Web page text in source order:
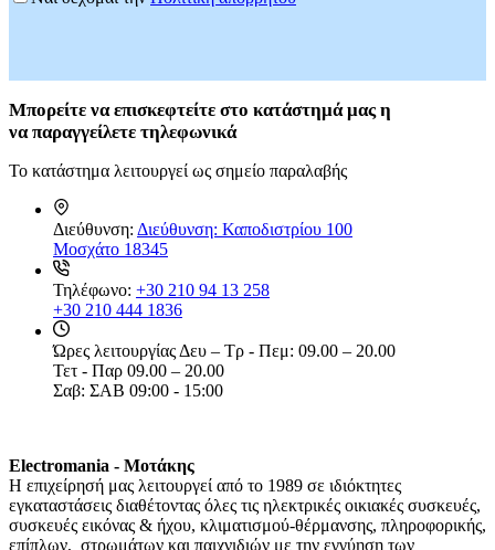
Μπορείτε να επισκεφτείτε στο κατάστημά μας η
ναπαραγγείλετε τηλεφωνικά
Το κατάστημα λειτουργεί ως σημείο παραλαβής
Διεύθυνση: Διεύθυνση: Καποδιστρίου 100
Μοσχάτο 18345
Τηλέφωνο: +30 210 94 13 258
+30 210 444 1836
Ώρες λειτουργίας Δευ – Τρ - Πεμ: 09.00 – 20.00
Τετ - Παρ 09.00 – 20.00
Σαβ: ΣΑΒ 09:00 - 15:00
Electromania - Μοτάκης
H επιχείρησή μας λειτουργεί από το 1989 σε ιδιόκτητες
εγκαταστάσεις διαθέτοντας όλες τις ηλεκτρικές οικιακές συσκευές,
συσκευές εικόνας & ήχου, κλιματισμού-θέρμανσης, πληροφορικής,
επίπλων, στρωμάτων και παιχνιδιών με την εγγύηση των